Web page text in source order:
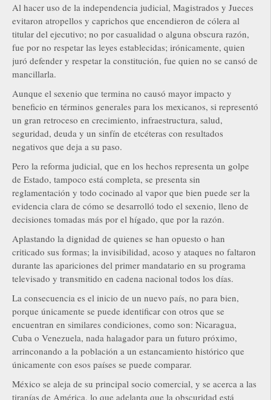
Al hacer uso de la independencia judicial, Magistrados y Jueces
evitaron atropellos y caprichos que encendieron de cólera al
titular del ejecutivo; no por casualidad o alguna obscura razón,
fue por no respetar las leyes establecidas; irónicamente, quien
juró defender y respetar la constitución, fue quien no se cansó de
mancillarla.
Aunque el sexenio que termina no causó mayor impacto y
beneficio en términos generales para los mexicanos, si representó
un gran retroceso en crecimiento, infraestructura, salud,
seguridad, deuda y un sinfín de etcéteras con resultados
negativos que deja a su paso.
Pero la reforma judicial, que en los hechos representa un golpe
de Estado, tampoco está completa, se presenta sin
reglamentación y todo cocinado al vapor que bien puede ser la
evidencia clara de cómo se desarrolló todo el sexenio, lleno de
decisiones tomadas más por el hígado, que por la razón.
Aplastando la dignidad de quienes se han opuesto o han
criticado sus formas; la invisibilidad, acoso y ataques no faltaron
durante las apariciones del primer mandatario en su programa
televisado y transmitido en cadena nacional todos los días.
La consecuencia es el inicio de un nuevo país, no para bien,
porque únicamente se puede identificar con otros que se
encuentran en similares condiciones, como son: Nicaragua,
Cuba o Venezuela, nada halagador para un futuro próximo,
arrinconando a la población a un estancamiento histórico que
únicamente con esos países se puede comparar.
México se aleja de su principal socio comercial, y se acerca a las
tiranías de América, lo que adelanta que la obscuridad está